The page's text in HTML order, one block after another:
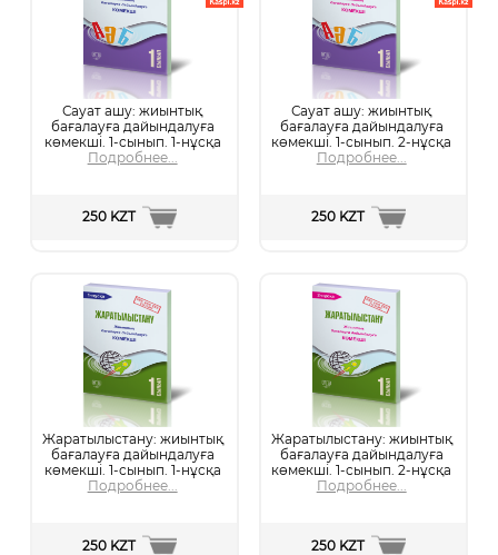
Сауат ашу: жиынтық
бағалауға дайындалуға
көмекші. 1-сынып. 1-нұсқа
Подробнее...
250 KZT
Сауат ашу: жиынтық
бағалауға дайындалуға
көмекші. 1-сынып. 2-нұсқа
Подробнее...
250 KZT
Жаратылыстану: жиынтық
бағалауға дайындалуға
көмекші. 1-сынып. 1-нұсқа
Подробнее...
250 KZT
Жаратылыстану: жиынтық
бағалауға дайындалуға
көмекші. 1-сынып. 2-нұсқа
Подробнее...
250 KZT